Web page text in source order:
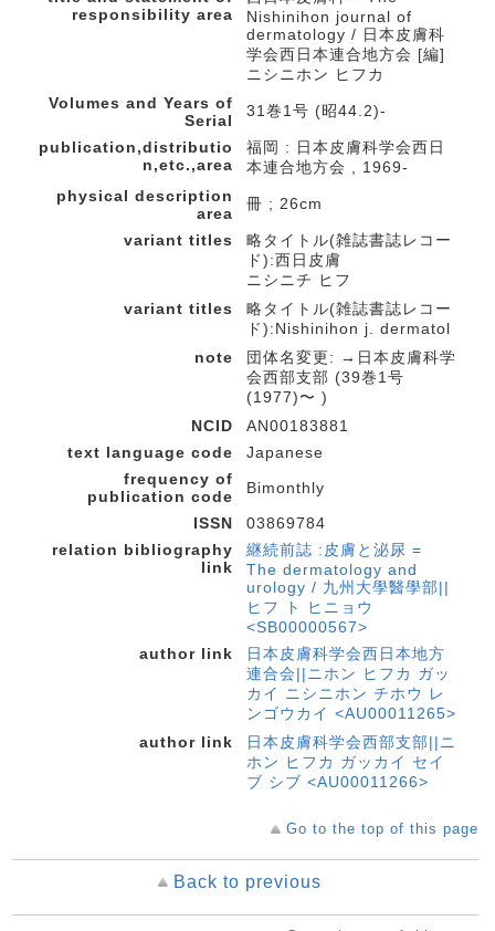
responsibility area
Nishinihon journal of
dermatology / 日本皮膚科
学会西日本連合地方会 [編]
ニシニホン ヒフカ
Volumes and Years of
Serial
31巻1号 (昭44.2)-
publication,distributio
n,etc.,area
福岡 : 日本皮膚科学会西日
本連合地方会 , 1969-
physical description
area
冊 ; 26cm
variant titles
略タイトル(雑誌書誌レコー
ド):西日皮膚
ニシニチ ヒフ
variant titles
略タイトル(雑誌書誌レコー
ド):Nishinihon j. dermatol
note
団体名変更: →日本皮膚科学
会西部支部 (39巻1号
(1977)〜 )
NCID
AN00183881
text language code
Japanese
frequency of
publication code
Bimonthly
ISSN
03869784
relation bibliography
link
継続前誌 :皮膚と泌尿 =
The dermatology and
urology / 九州大學醫學部||
ヒフ ト ヒニョウ
<SB00000567>
author link
日本皮膚科学会西日本地方
連合会||ニホン ヒフカ ガッ
カイ ニシニホン チホウ レ
ンゴウカイ <AU00011265>
author link
日本皮膚科学会西部支部||ニ
ホン ヒフカ ガッカイ セイ
ブ シブ <AU00011266>
Go to the top of this page
Back to previous